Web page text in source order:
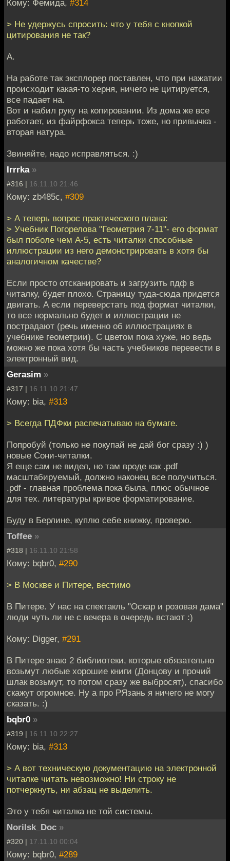
Кому: Фемида, #314
> Не удержусь спросить: что у тебя с кнопкой
цитирования не так?
А.
На работе так эксплорер поставлен, что при нажатии
происходит какая-то херня, ничего не цитируется,
все падает на.
Вот и набил руку на копировании. Из дома же все
работает, из файрфокса теперь тоже, но привычка -
вторая натура.
Звиняйте, надо исправляться. :)
Irrrka »
#316 | 16.11.10 21:46
Кому: zb485c, #309
> А теперь вопрос практического плана:
> Учебник Погорелова "Геометрия 7-11"- его формат
был поболе чем А-5, есть читалки способные
иллюстрации из него демонстрировать в хотя бы
аналогичном качестве?
Если просто отсканировать и загрузить пдф в
читалку, будет плохо. Страницу туда-сюда придется
двигать. А если переверстать под формат читалки,
то все нормально будет и иллюстрации не
пострадают (речь именно об иллюстрациях в
учебнике геометрии). С цветом пока хуже, но ведь
можно же пока хотя бы часть учебников перевести в
электронный вид.
Gerasim »
#317 | 16.11.10 21:47
Кому: bia, #313
> Всегда ПДФки распечатываю на бумаге.
Попробуй (только не покупай не дай бог сразу :) )
новые Сони-читалки.
Я еще сам не видел, но там вроде как .pdf
масштабируемый, должно наконец все получиться.
.pdf - главная проблема пока была, плюс обычное
для тех. литературы кривое форматирование.
Буду в Берлине, куплю себе книжку, проверю.
Toffee »
#318 | 16.11.10 21:58
Кому: bqbr0, #290
> В Москве и Питере, вестимо
В Питере. У нас на спектакль "Оскар и розовая дама"
люди чуть ли не с вечера в очередь встают :)
Кому: Digger, #291
В Питере знаю 2 библиотеки, которые обязательно
возьмут любые хорошие книги (Донцову и прочий
шлак возьмут, то потом сразу же выбросят), спасибо
скажут огромное. Ну а про РЯзань я ничего не могу
сказать. :)
bqbr0 »
#319 | 16.11.10 22:27
Кому: bia, #313
> А вот техническую документацию на электронной
читалке читать невозможно! Ни строку не
потчеркнуть, ни абзац не выделить.
Это у тебя читалка не той системы.
Norilsk_Doc »
#320 | 17.11.10 00:04
Кому: bqbr0, #289